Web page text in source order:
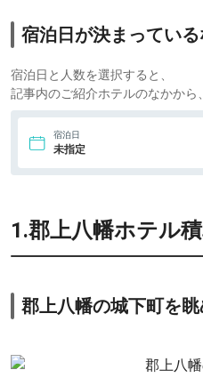
宿泊日が決まってい
宿泊日と人数を選択すると、
記事内のご紹介ホテルのなかから
宿泊日
未指定
1.郡上八幡ホテル
郡上八幡の城下町を